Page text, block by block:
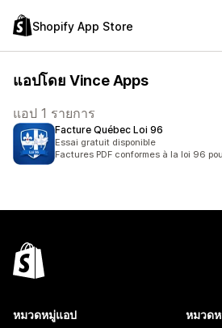
Shopify App Store
แอปโดย Vince Apps
แอป 1 รายการ
Facture Québec Loi 96
Essai gratuit disponible
Factures PDF conformes à la loi 96
หมวดหมู่แอป หมวด